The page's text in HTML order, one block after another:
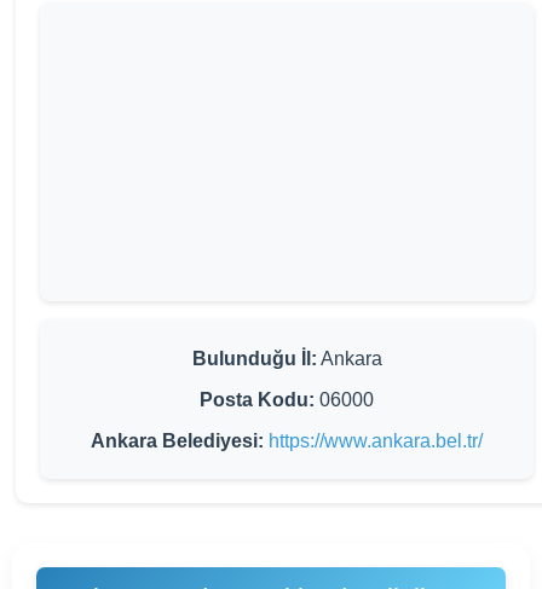
Bulunduğu İl: Ankara
Posta Kodu: 06000
Ankara Belediyesi: https://www.ankara.bel.tr/